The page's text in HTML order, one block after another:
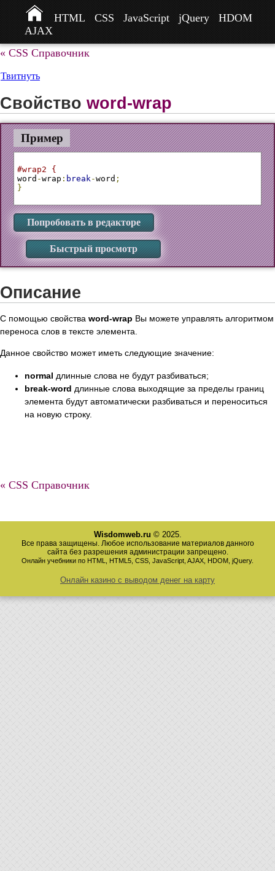
HTML CSS JavaScript jQuery
HDOM
AJAX
« CSS Справочник
Твитнуть
Свойство word-wrap
Пример
#wrap2 {
word -wrap : break-word ;
}
Попробовать в редакторе
Быстрый просмотр
Описание
С помощью свойства word-wrap Вы можете управлять алгоритмом
переноса слов в тексте элемента.
Данное свойство может иметь следующие значение:
normal длинные слова не будут разбиваться;
break-word длинные слова выходящие за пределы границ
элемента будут автоматически разбиваться и переноситься
на новую строку.
« CSS Справочник
Wisdomweb.ru © 2025.
Все права защищены. Любое использование материалов данного
сайта без разрешения администрации запрещено.
Онлайн учебники по HTML, HTML5, CSS, JavaScript, AJAX, HDOM, jQuery.
Онлайн казино с выводом денег на карту